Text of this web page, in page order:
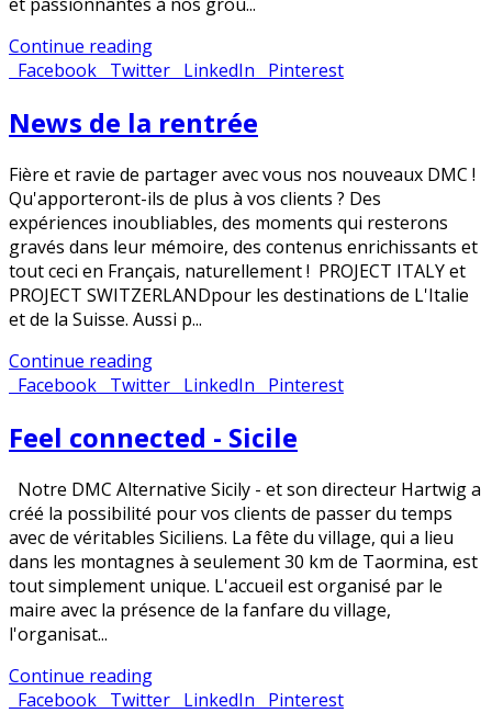
Continue reading
Facebook Twitter LinkedIn Pinterest
News de la rentrée
Fière et ravie de partager avec vous nos nouveaux DMC !
Qu'apporteront-ils de plus à vos clients ? Des
expériences inoubliables, des moments qui resterons
gravés dans leur mémoire, des contenus enrichissants et
tout ceci en Français, naturellement ! PROJECT ITALY et
PROJECT SWITZERLANDpour les destinations de L'Italie
et de la Suisse. Aussi p...
Continue reading
Facebook Twitter LinkedIn Pinterest
Feel connected - Sicile
Notre DMC Alternative Sicily - et son directeur Hartwig a
créé la possibilité pour vos clients de passer du temps
avec de véritables Siciliens. La fête du village, qui a lieu
dans les montagnes à seulement 30 km de Taormina, est
tout simplement unique. L'accueil est organisé par le
maire avec la présence de la fanfare du village,
l'organisat...
Continue reading
Facebook Twitter LinkedIn Pinterest